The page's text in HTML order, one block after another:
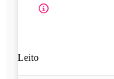
Leito